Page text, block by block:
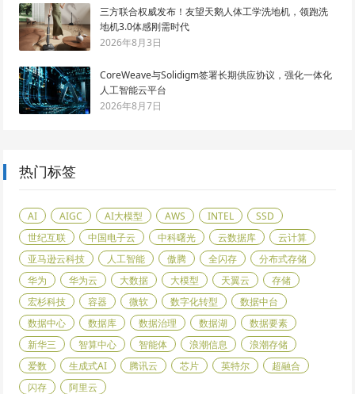
三方联合权威发布！友望天鹅人体工学洗地机，领跑洗
地机3.0体感刚需时代
2026年8月3日
CoreWeave与Solidigm签署长期供应协议，强化一体化
人工智能云平台
2026年8月7日
热门标签
AI AIGC AI大模型 AWS INTEL
SSD
世纪互联
中国电子云 中科曙光 云数据库
云计算
亚马逊云科技
人工智能 傲腾 全闪存
分布式存储
华为
华为云 大数据 大模型 天翼云
存储
宏杉科技
容器 微软 数字化转型
数据中台
数据中心
数据库 数据治理 数据湖
数据要素
新华三
智算中心 智能体 浪潮信息
浪潮存储
爱数
生成式AI 腾讯云 芯片 英特尔
超融合
闪存
阿里云